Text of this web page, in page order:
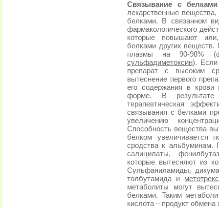
Связывание с
лекарственные
белками. В связанном
фармакологического
которые повышают
белками других
плазмы на 90-98%
сульфадиметоксин). Если
препарат с высоким
вытеснение первого
его содержания в крови
форме. В
терапевтическая
связывания с белками
увеличению
Способность вещества
белком увеличивается
сродства к альбуминам.
салицилаты,
которые вытесняют из
Сульфаниламиды,
толбутамида и
метаболиты могут
белками. Таким
кислота – продукт обмена